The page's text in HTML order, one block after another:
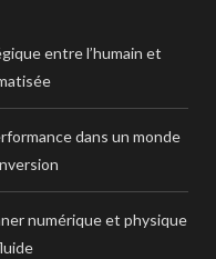
entre l’humain et
dans un monde
numérique et physique